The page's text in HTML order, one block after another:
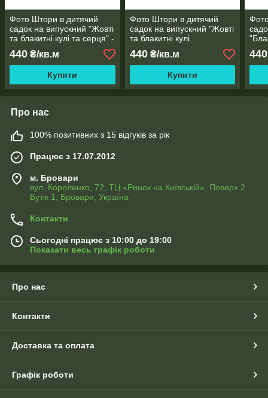
Фото Штори в дитячий
садок на випускний "Жовті
та блакитні кулі та серця" -
440 ₴/кв.м
Купити
Фото Штори в дитячий
садок на випускний "Жовті
та блакитні кулі.
Прощавай дитячий садок"
- будь-який розмір
440₴/кв.м
Купити
440
Про нас
100% позитивних з 15 відгуків за рік
Працює з 17.07.2012
м. Бровари
вул. Короленко, 72, ТЦ «Ринок на Київській», Поверх 2,
Бутік 1, Бровари, Україна
Контакти
Сьогодні працює з 10:00 до 19:00
Показати весь графік роботи
Про нас
Контакти
Доставка та оплата
Графік роботи